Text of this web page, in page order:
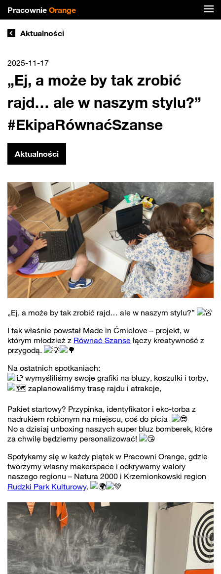
Pracownie Orange
Aktualności
2025-11-17
„Ej, a może by tak zrobić
rajd… ale w naszym stylu?”
#EkipaRównaćSzanse
Aktualności
„Ej, a może by tak zrobić rajd… ale w naszym stylu?”
I tak właśnie powstał Made in Ćmielove – projekt, w
którym młodzież z Równać Szanse łączy kreatywność z
przygodą.
Na ostatnich spotkaniach:
wymyśliliśmy swoje grafiki na bluzy, koszulki i torby,
zaplanowaliśmy trasę rajdu i atrakcje,
Pakiet startowy? Przypinka, identyfikator i eko-torba z
nadrukiem robionym na miejscu, coś do picia
No a dzisiaj unboxing naszych super bluz bomberek, które
za chwilę będziemy personalizować!
Spotykamy się w każdy piątek w Pracowni Orange, gdzie
tworzymy własny makerspace i odkrywamy walory
naszego regionu – Natura 2000 i Krzemionkowski region
Rudzki Park Kulturowy.